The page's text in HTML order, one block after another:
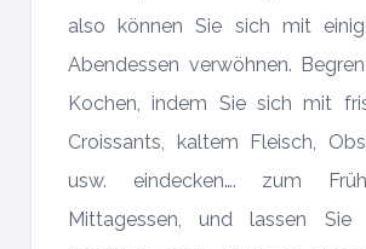
also können Sie sich mit
Abendessen verwöhnen.
Kochen, indem Sie sich mit
Croissants, kaltem Fleisch,
usw. eindecken…. zum
Mittagessen, und lassen Sie